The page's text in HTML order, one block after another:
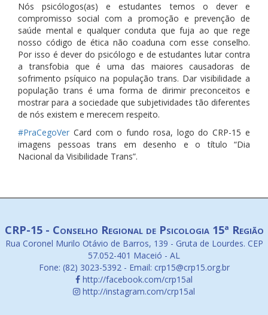
Nós psicólogos(as) e estudantes temos o dever e
compromisso social com a promoção e prevenção de
saúde mental e qualquer conduta que fuja ao que rege
nosso código de ética não coaduna com esse conselho.
Por isso é dever do psicólogo e de estudantes lutar contra
a transfobia que é uma das maiores causadoras de
sofrimento psíquico na população trans. Dar visibilidade a
população trans é uma forma de dirimir preconceitos e
mostrar para a sociedade que subjetividades tão diferentes
de nós existem e merecem respeito.
#PraCegoVer Card com o fundo rosa, logo do CRP-15 e
imagens pessoas trans em desenho e o título “Dia
Nacional da Visibilidade Trans”.
CRP-15 - Conselho Regional de Psicologia 15ª Região
Rua Coronel Murilo Otávio de Barros, 139 - Gruta de Lourdes. CEP
57.052-401 Maceió - AL
Fone: (82) 3023-5392 - Email: crp15@crp15.org.br
http://facebook.com/crp15al
http://instagram.com/crp15al